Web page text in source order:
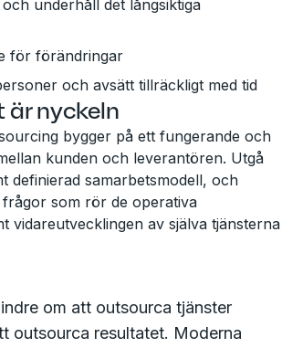
underhåll det långsiktiga
för förändringar
och avsätt tillräckligt med tid
nyckeln
bygger på ett fungerande och
kunden och leverantören. Utgå
definierad samarbetsmodell, och
som rör de operativa
vidareutvecklingen av själva tjänsterna
om att outsourca tjänster
outsourca resultatet. Moderna